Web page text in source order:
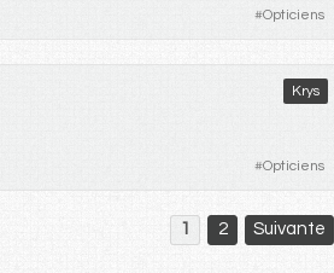
#Opticiens
Krys
#Opticiens
1 2 Suivante